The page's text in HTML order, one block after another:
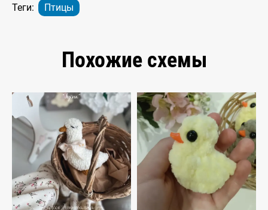
Теги: Птицы
Похожие схемы